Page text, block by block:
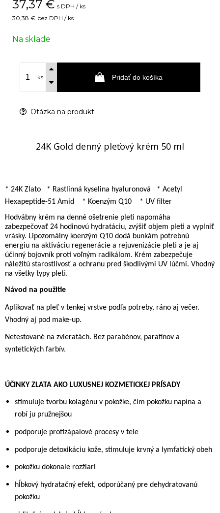
37,37 € s DPH / ks
30,38 € bez DPH / ks
Na sklade
ks Pridať do košíka
Otázka na produkt
24K Gold denný pleťový krém 50 ml
* 24K Zlato * Rastlinná kyselina hyaluronová
* Acetyl
Hexapeptide-51 Amid
* Koenzým Q10 * UV filter
Hodvábny krém na denné ošetrenie pleti napomáha
zabezpečovať 24 hodinovú hydratáciu, zvýšiť objem pleti a vyplniť
vrásky. Lipozomálny koenzým Q10 dodá bunkám potrebnú
energiu na aktiváciu regenerácie a rejuvenizácie pleti a je aj
účinný bojovník proti voľným radikálom. Krém zabezpečuje
náležitú starostlivosť a ochranu pred škodlivými UV lúčmi. Vhodný
na všetky typy pleti.
Návod na použitie
Aplikovať na pleť v tenkej vrstve podľa potreby, ráno aj večer.
Vhodný aj pod make-up.
Netestované na zvieratách. Bez parabénov, parafínov a
syntetických farbív.
ÚČINKY ZLATA AKO LUXUSNEJ KOZMETICKEJ PRÍSADY
stimuluje tvorbu kolagénu v pokožke, čím pokožku napína a
robí ju pružnejšou
podporuje protizápalové procesy v tele
podporuje detoxikáciu kože, stimuluje krvný a lymfatický obeh
pokožku dokonale rozžiari
hĺbkový hydratačný efekt, odporúčaný pre dehydratovanú
pokožku